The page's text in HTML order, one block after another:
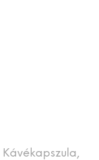
Kávékapszula,